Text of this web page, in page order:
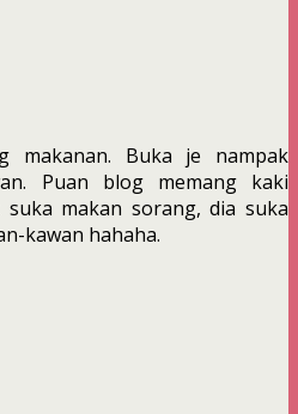
makanan. Buka je nampak
Puan blog memang kaki
makan sorang, dia suka
kawan hahaha.